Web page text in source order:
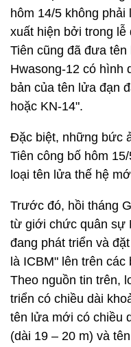
hôm 14/5 không
xuất hiện bởi trong lễ
Tiên cũng đã đưa
Hwasong-12 có hình
bản của tên lửa đạn
hoặc KN-14".
Đặc biệt, những bức
Tiên công bố hôm
loại tên lửa thế hệ
Trước đó, hồi tháng
từ giới chức quân sự
đang phát triển và
là ICBM" lên trên
Theo nguồn tin trên,
triển có chiều dài
tên lửa mới có chiều
(dài 19 – 20 m) và